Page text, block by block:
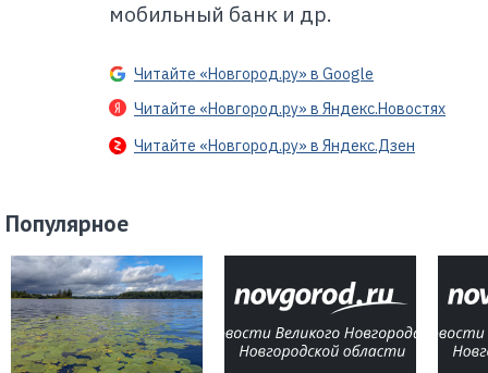
мобильный банк и др.
Читайте «Новгород.ру» в Google
Читайте «Новгород.ру» в Яндекс.Новостях
Читайте «Новгород.ру» в Яндекс.Дзен
Популярное